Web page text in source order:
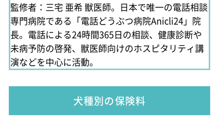
監修者：三宅 亜希獣医師。日本で唯一の電話相談
専門病院である「電話どうぶつ病院Anicli24」院
長。電話による24時間365日の相談、健康診断や
未病予防の啓発、獣医師向けのホスピタリティ講
演などを中心に活動。
犬種別の保険料